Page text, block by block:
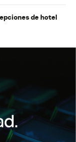
de hotel